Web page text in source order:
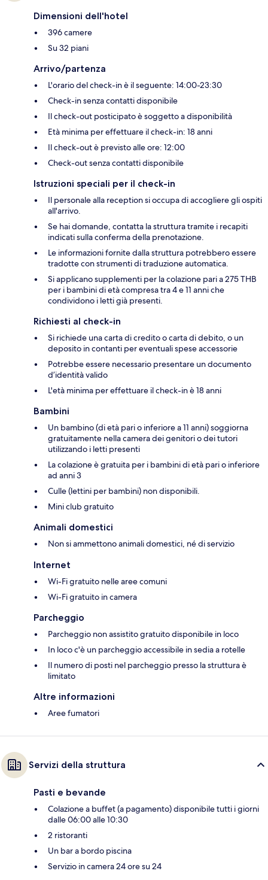
Dimensioni dell'hotel
396 camere
Su 32 piani
Arrivo/partenza
L'orario del check-in è il seguente: 14:00-23:30
Check-in senza contatti disponibile
Il check-out posticipato è soggetto a disponibilità
Età minima per effettuare il check-in: 18 anni
Il check-out è previsto alle ore: 12:00
Check-out senza contatti disponibile
Istruzioni speciali per il check-in
Il personale alla reception si occupa di accogliere gli ospiti
all'arrivo.
Se hai domande, contatta la struttura tramite i recapiti
indicati sulla conferma della prenotazione.
Le informazioni fornite dalla struttura potrebbero essere
tradotte con strumenti di traduzione automatica.
Si applicano supplementi per la colazione pari a 275 THB
per i bambini di età compresa tra 4 e 11 anni che
condividono i letti già presenti.
Richiesti al check-in
Si richiede una carta di credito o carta di debito, o un
deposito in contanti per eventuali spese accessorie
Potrebbe essere necessario presentare un documento
d’identità valido
L'età minima per effettuare il check-in è 18 anni
Bambini
Un bambino (di età pari o inferiore a 11 anni) soggiorna
gratuitamente nella camera dei genitori o dei tutori
utilizzando i letti presenti
La colazione è gratuita per i bambini di età pari o inferiore
ad anni 3
Culle (lettini per bambini) non disponibili.
Mini club gratuito
Animali domestici
Non si ammettono animali domestici, né di servizio
Internet
Wi-Fi gratuito nelle aree comuni
Wi-Fi gratuito in camera
Parcheggio
Parcheggio non assistito gratuito disponibile in loco
In loco c'è un parcheggio accessibile in sedia a rotelle
Il numero di posti nel parcheggio presso la struttura è
limitato
Altre informazioni
Aree fumatori
Servizi della struttura
Pasti e bevande
Colazione a buffet (a pagamento) disponibile tutti i giorni
dalle 06:00 alle 10:30
2 ristoranti
Un bar a bordo piscina
Servizio in camera 24 ore su 24